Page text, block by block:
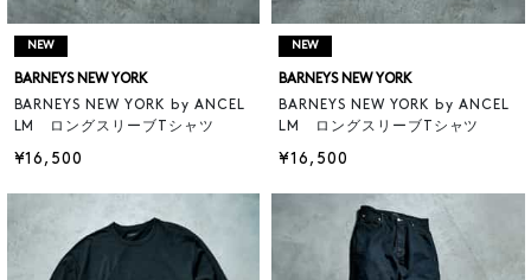
NEW
BARNEYS NEW YORK
BARNEYS NEW YORK by ANCEL
LM ロングスリーブTシャツ
¥16,500
NEW
BARNEYS NEW YORK
BARNEYS NEW YORK by ANCEL
LM ロングスリーブTシャツ
¥16,500